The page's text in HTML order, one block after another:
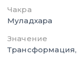
Чакра
Муладхара
Значение